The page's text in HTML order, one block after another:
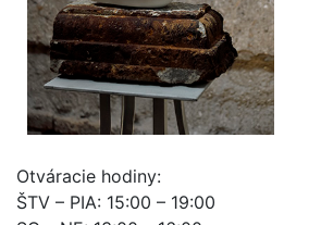
Otváracie hodiny:
ŠTV – PIA: 15:00 – 19:00